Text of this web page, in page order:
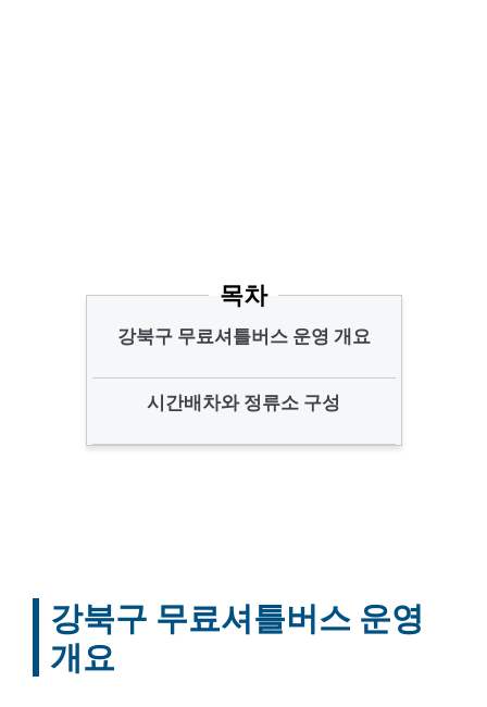
목차
강북구 무료셔틀버스 운영 개요
시간배차와 정류소 구성
강북구 무료셔틀버스 운영
개요